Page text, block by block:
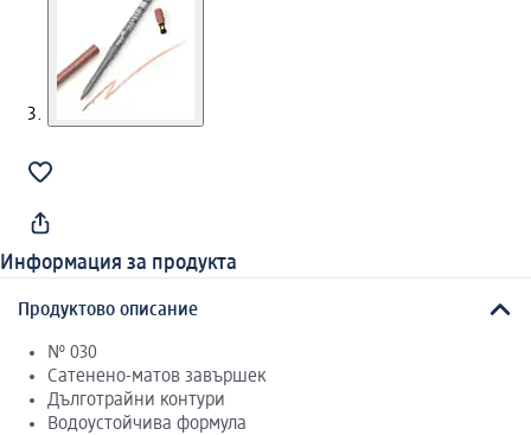
Информация за продукта
Продуктово описание
№ 030
Сатенено-матов завършек
Дълготрайни контури
Водоустойчива формула